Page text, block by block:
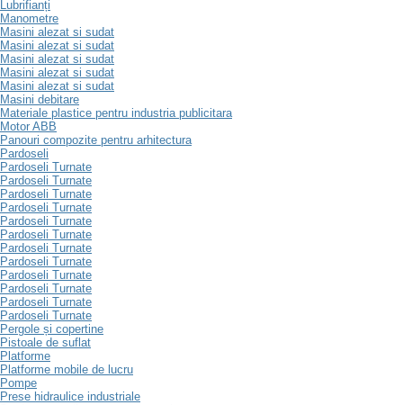
Lubrifianți
Manometre
Masini alezat si sudat
Masini alezat si sudat
Masini alezat si sudat
Masini alezat si sudat
Masini alezat si sudat
Masini debitare
Materiale plastice pentru industria publicitara
Motor ABB
Panouri compozite pentru arhitectura
Pardoseli
Pardoseli Turnate
Pardoseli Turnate
Pardoseli Turnate
Pardoseli Turnate
Pardoseli Turnate
Pardoseli Turnate
Pardoseli Turnate
Pardoseli Turnate
Pardoseli Turnate
Pardoseli Turnate
Pardoseli Turnate
Pardoseli Turnate
Pergole și copertine
Pistoale de suflat
Platforme
Platforme mobile de lucru
Pompe
Prese hidraulice industriale